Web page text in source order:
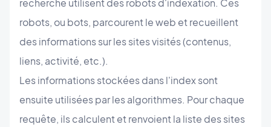
recherche utilisent des robots d'indexation. Ces
robots, ou bots, parcourent le web et recueillent
des informations sur les sites visités (contenus,
liens, activité, etc.).
Les informations stockées dans l'index sont
ensuite utilisées par les algorithmes. Pour chaque
requête, ils calculent et renvoient la liste des sites